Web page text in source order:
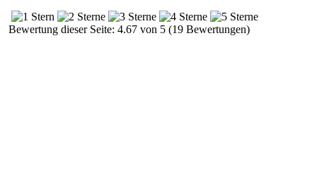
Bewertung dieser Seite: 4.67 von 5 (19 Bewertungen)